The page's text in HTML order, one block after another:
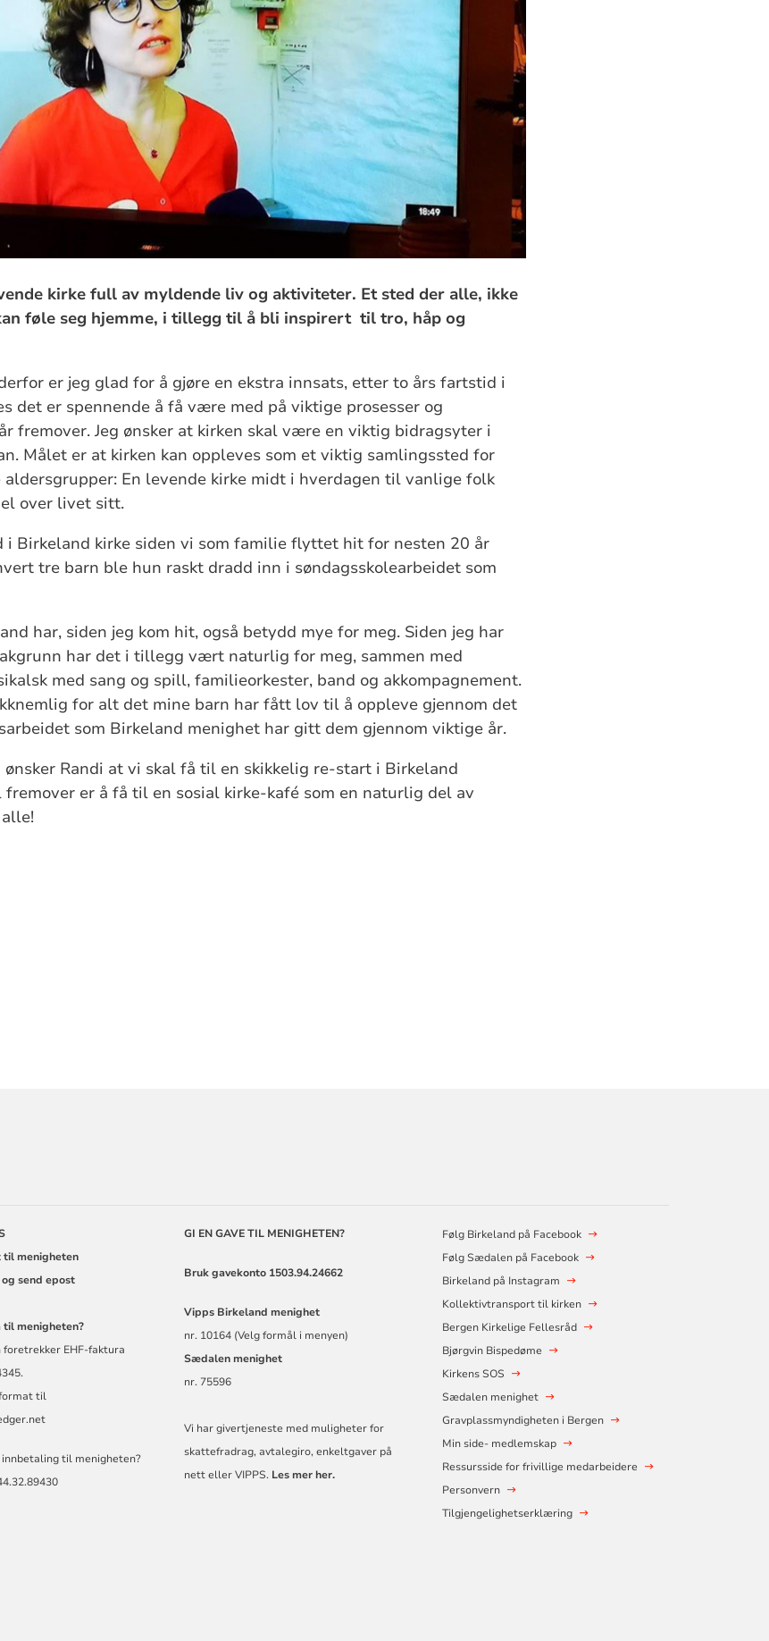
kirke full av myldende liv og aktiviteter. Et sted der alle, ikke
føle seg hjemme, i tillegg til å bli inspirert til tro, håp og
er jeg glad for å gjøre en ekstra innsats, etter to års fartstid i
det er spennende å få være med på viktige prosesser og
fremover. Jeg ønsker at kirken skal være en viktig bidragsyter i
Målet er at kirken kan oppleves som et viktig samlingssted for
En levende kirke midt i hverdagen til vanlige folk
over livet sitt.
Birkeland kirke siden vi som familie flyttet hit for nesten 20 år
tre barn ble hun raskt dradd inn i søndagsskolearbeidet som
har, siden jeg kom hit, også betydd mye for meg. Siden jeg har
har det i tillegg vært naturlig for meg, sammen med
med sang og spill, familieorkester, band og akkompagnement.
for alt det mine barn har fått lov til å oppleve gjennom det
som Birkeland menighet har gitt dem gjennom viktige år.
Randi at vi skal få til en skikkelig re-start i Birkeland
er å få til en sosial kirke-kafé som en naturlig del av
til menigheten
send epost
til menigheten?
foretrekker EHF-faktura
til
til menigheten?
GI EN GAVE TIL MENIGHETEN?
Bruk gavekonto 1503.94.24662
Vipps Birkeland menighet
nr. 10164 (Velg formål i menyen)
Sædalen menighet
nr. 75596
Vi har givertjeneste med muligheter for
skattefradrag, avtalegiro, enkeltgaver på
nett eller VIPPS. Les mer her.
Følg Birkeland på Facebook
Følg Sædalen på Facebook
Birkeland på Instagram
Kollektivtransport til kirken
Bergen Kirkelige Fellesråd
Bjørgvin Bispedøme
Kirkens SOS
Sædalen menighet
Gravplassmyndigheten i Bergen
Min side- medlemskap
Ressursside for frivillige medarbeidere
Personvern
Tilgjengelighetserklæring